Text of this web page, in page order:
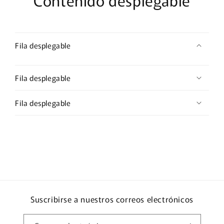
Fila desplegable
Fila desplegable
Fila desplegable
Suscribirse a nuestros correos electrónicos